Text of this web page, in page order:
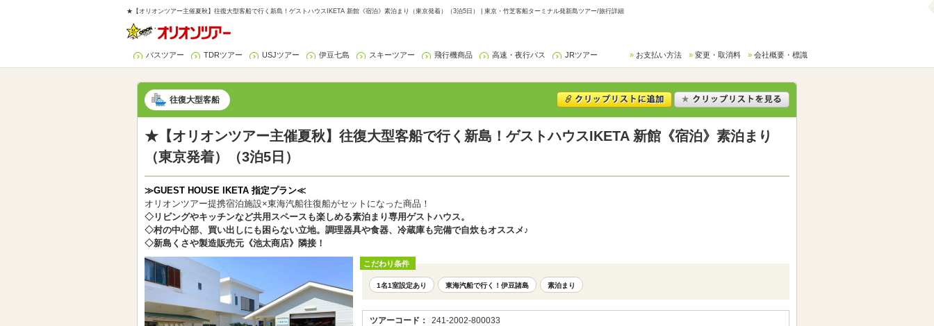
★【オリオンツアー主催夏秋】往復大型客船で行く新島！ゲストハウスIKETA 新館《宿泊》素泊まり（東京発着）（3泊5日） | 東京・竹芝客船ターミナル発新島ツアー/旅行詳細
バスツアー TDRツアー USJツアー 伊豆七島 スキーツアー 飛行機商品 高速・夜行バス JRツアー お支払い方法 変更・取消料 会社概要・標識
往復大型客船
★【オリオンツアー主催夏秋】往復大型客船で行く新島！ゲストハウスIKETA 新館《宿泊》素泊まり
（東京発着）（3泊5日）
≫GUEST HOUSE IKETA 指定プラン≪
オリオンツアー提携宿泊施設×東海汽船往復船がセットになった商品！
◇リビングやキッチンなど共用スペースも楽しめる素泊まり専用ゲストハウス。
◇村の中心部、買い出しにも困らない立地。調理器具や食器、冷蔵庫も完備で自炊もオススメ♪
◇新島くさや製造販売元《池太商店》隣接！
こだわり条件
1名1室設定あり 東海汽船で行く！伊豆諸島 素泊まり
ツアーコード： 241-2002-800033